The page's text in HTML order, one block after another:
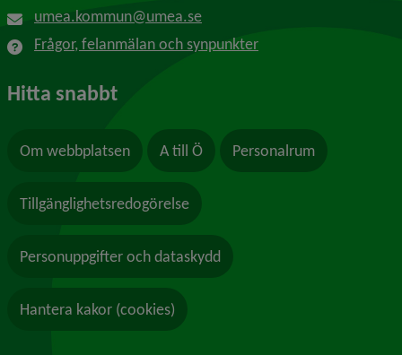
umea.kommun@umea.se
Frågor, felanmälan och synpunkter
Hitta snabbt
Om webbplatsen A till Ö Personalrum
Tillgänglighetsredogörelse
Personuppgifter och dataskydd
Hantera kakor (cookies)